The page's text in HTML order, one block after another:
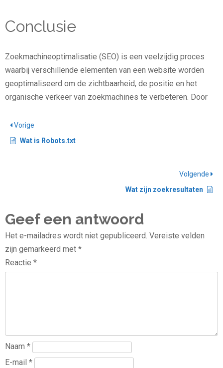
Conclusie
Zoekmachineoptimalisatie (SEO) is een veelzijdig proces
waarbij verschillende elementen van een website worden
geoptimaliseerd om de zichtbaarheid, de positie en het
organische verkeer van zoekmachines te verbeteren. Door
Vorige
Wat is Robots.txt
Volgende
Wat zijn zoekresultaten
Geef een antwoord
Het e-mailadres wordt niet gepubliceerd. Vereiste velden
zijn gemarkeerd met *
Reactie *
Naam *
E-mail *